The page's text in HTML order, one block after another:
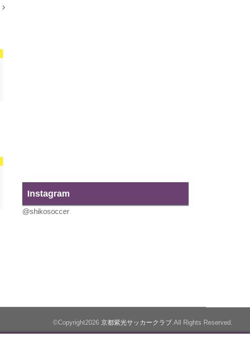
Instagram
@shikosoccer
©Copyright2026 京都紫光サッカークラブ .All Rights Reserved.